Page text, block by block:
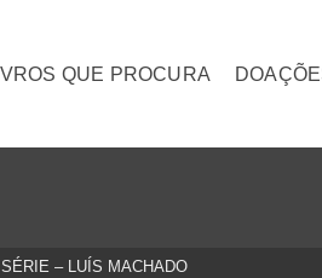
QUE PROCURA
– LUÍS MACHADO